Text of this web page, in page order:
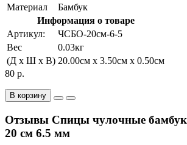
Материал
Бамбук
Информация о товаре
Артикул:
ЧСБО-20см-6-5
Вес
0.03кг
(Д x Ш x В) 20.00см x 3.50см x 0.50см
80 р.
В корзину
Отзывы Спицы чулочные
20 см 6.5 мм